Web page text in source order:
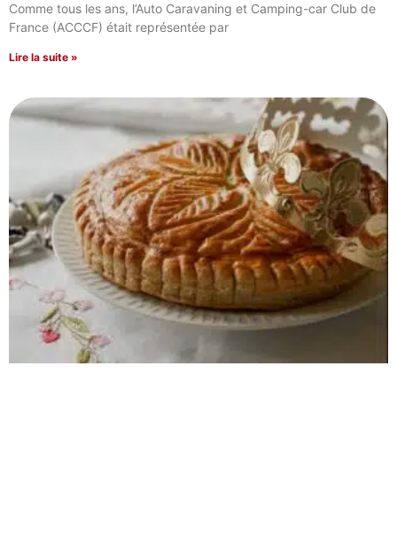
Comme tous les ans, l’Auto Caravaning et Camping-car Club de
France (ACCCF) était représentée par
Lire la suite »